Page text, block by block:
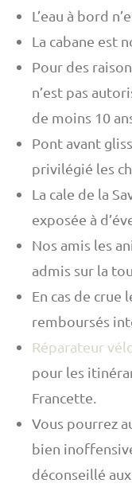
L’eau à bord
La cabane est
Pour des
n’est pas
de moins 10
Pont avant
privilégié les
La cale de la
exposée à
Nos amis les
admis sur la
En cas de crue
remboursés
Réparateur
pour les
Francette.
Vous pourrez
bien
déconseillé